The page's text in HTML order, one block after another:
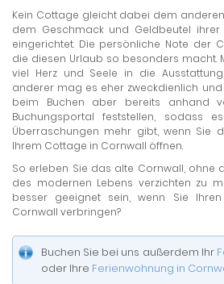
Kein Cottage gleicht dabei dem
dem Geschmack und Geldbeutel ihrer
eingerichtet. Die persönliche Note der
die diesen Urlaub so besonders macht.
viel Herz und Seele in die
anderer mag es eher zweckdienlich
beim Buchen aber bereits anhand
Buchungsportal feststellen, sodass
Überraschungen mehr gibt, wenn Sie
Ihrem Cottage in Cornwall öffnen.
So erleben Sie das alte Cornwall, ohne
des modernen Lebens verzichten zu
besser geeignet sein, wenn Sie
Cornwall verbringen?
Buchen Sie bei uns außerdem Ihr
oder Ihre Ferienwohnung in